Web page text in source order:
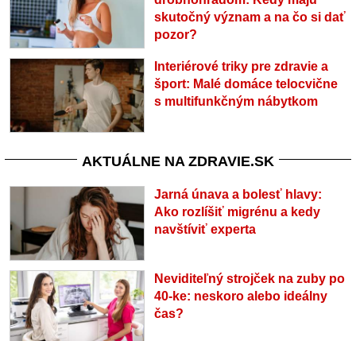
skutočný význam a na čo si dať
pozor?
Interiérové triky pre zdravie a
šport: Malé domáce telocvične
s multifunkčným nábytkom
AKTUÁLNE NA ZDRAVIE.SK
Jarná únava a bolesť hlavy:
Ako rozlíšiť migrénu a kedy
navštíviť experta
Neviditeľný strojček na zuby po
40-ke: neskoro alebo ideálny
čas?